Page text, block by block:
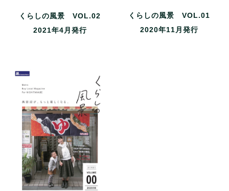
くらしの風景 VOL.02
2021年4月発行
くらしの風景 VOL.01
2020年11月発行